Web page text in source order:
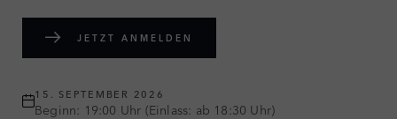
JETZT ANMELDEN
15. SEPTEMBER 2026
Beginn: 19:00 Uhr (Einlass: ab 18:30 Uhr)